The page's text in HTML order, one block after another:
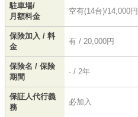
駐車場/
月額料金
空有(14台)/14,000
保険加入 / 料
金
有 / 20,000円
保険名 / 保険
期間
- / 2年
保証人代行義
務
必加入